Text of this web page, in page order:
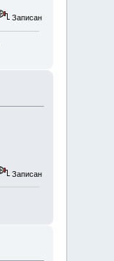
Записан
Записан